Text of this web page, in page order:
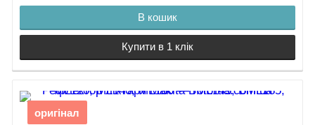
В кошик
Купити в 1 клік
оригінал